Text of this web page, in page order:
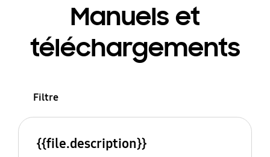
Manuels et
téléchargements
Filtre
{{file.description}}